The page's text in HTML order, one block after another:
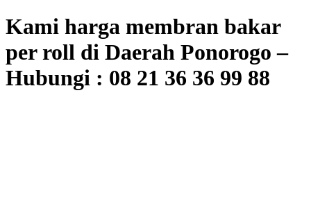
Kami harga membran bakar
per roll di Daerah Ponorogo –
Hubungi : 08 21 36 36 99 88